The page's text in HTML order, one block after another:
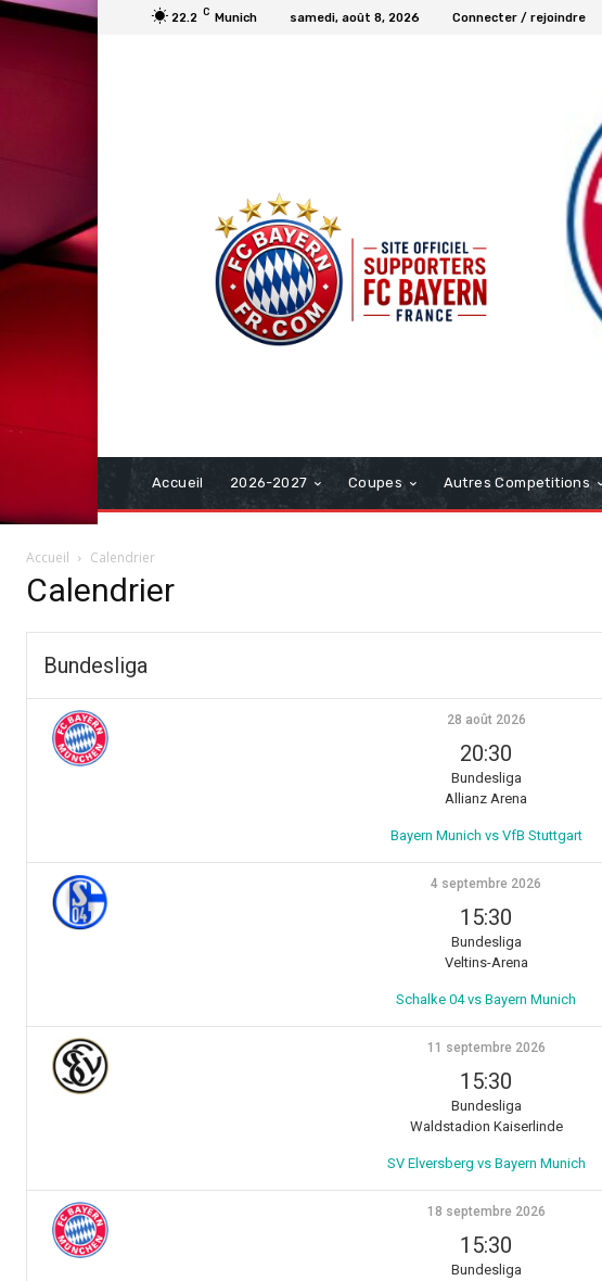
22.2 C Munich samedi, août 8, 2026 Connecter / rejoindre
Accueil 2026-2027 Coupes Autres Competitions
Accueil Calendrier
Calendrier
Bundesliga
28 août 2026
20:30
Bundesliga
Allianz Arena
Bayern Munich vs VfB Stuttgart
4 septembre 2026
15:30
Bundesliga
Veltins-Arena
Schalke 04 vs Bayern Munich
11 septembre 2026
15:30
Bundesliga
Waldstadion Kaiserlinde
SV Elversberg vs Bayern Munich
18 septembre 2026
15:30
Bundesliga